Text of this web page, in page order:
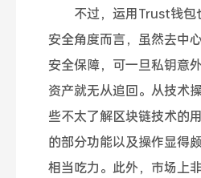
不过，运用Trust钱包
安全角度而言，虽然去中
安全保障，可一旦私钥意
资产就无从追回。从技术
些不太了解区块链技术的
的部分功能以及操作显得
相当吃力。此外，市场上